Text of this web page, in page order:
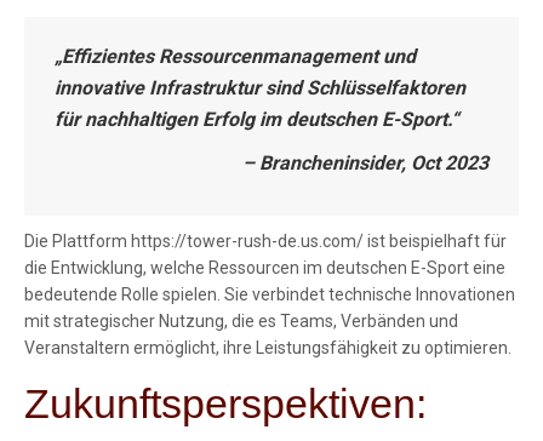
„Effizientes Ressourcenmanagement und
innovative Infrastruktur sind Schlüsselfaktoren
für nachhaltigen Erfolg im deutschen E-Sport.“
– Brancheninsider, Oct 2023
Die Plattform https://tower-rush-de.us.com/ ist beispielhaft für
die Entwicklung, welche Ressourcen im deutschen E-Sport eine
bedeutende Rolle spielen. Sie verbindet technische Innovationen
mit strategischer Nutzung, die es Teams, Verbänden und
Veranstaltern ermöglicht, ihre Leistungsfähigkeit zu optimieren.
Zukunftsperspektiven: